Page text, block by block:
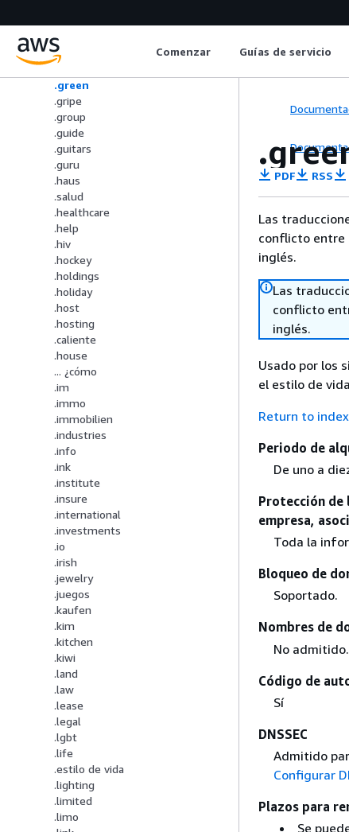
Comenzar Guías de servicio
.golf
.graphics
.green
.gripe
.group
.guide
.guitars
.guru
.haus
.salud
.healthcare
.help
.hiv
.hockey
.holdings
.holiday
.host
.hosting
.caliente
.house
... ¿cómo
.im
.immo
.immobilien
.industries
.info
.ink
.institute
.insure
.international
.investments
.io
.irish
.jewelry
.juegos
.kaufen
.kim
.kitchen
.kiwi
.land
.law
.lease
.legal
.lgbt
.life
.estilo de vida
.lighting
.limited
.limo
PDF RSS
Las
conflicto entre
inglés.
Las
conflicto
inglés.
Usado por los
el estilo de
Return to index
Periodo de
De uno a
Protección de
empresa,
Toda la
Bloqueo de
Soportado.
Nombres de
No admitido.
Código de
Sí
DNSSEC
Admitido
Configurar
Plazos para
Se